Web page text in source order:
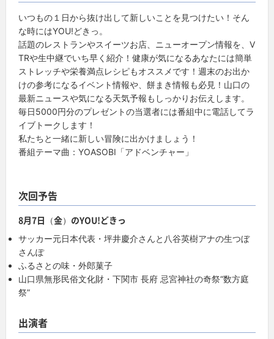
いつもの１日から抜け出して新しいことを見つけたい！そん
な時にはYOU!どきっ。
話題のレストランやスイーツお店、ニューオープン情報を、V
TRや生中継でいち早く紹介！健康が気になるあなたには簡単
ストレッチや栄養満点レシピもオススメです！週末のお出か
けの参考になるイベント情報や、餅まき情報も必見！山口の
最新ニュースや気になる天気予報もしっかりお伝えします。
毎日5000円分のプレゼントの当選者には番組中に電話してラ
イブトークします！
私たちと一緒に新しい冒険に出かけましょう！
番組テーマ曲：YOASOBI「アドベンチャー」
次回予告
8月7日（金）のYOU!どきっ
サッカー元日本代表・坪井慶介さんと八谷英樹アナの生つぼ
さんぽ
ふるさとの味・外郎菓子
山口県無形民俗文化財・下関市 長府 忌宮神社の奇祭“数方庭
祭”
出演者